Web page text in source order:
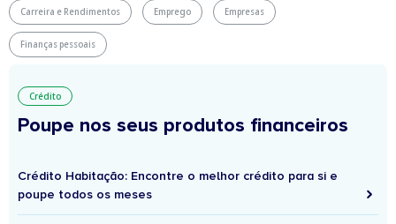
Carreira e Rendimentos Emprego Empresas
Finanças pessoais
Crédito
Poupe nos seus produtos financeiros
Crédito Habitação: Encontre o melhor crédito para si e
poupe todos os meses